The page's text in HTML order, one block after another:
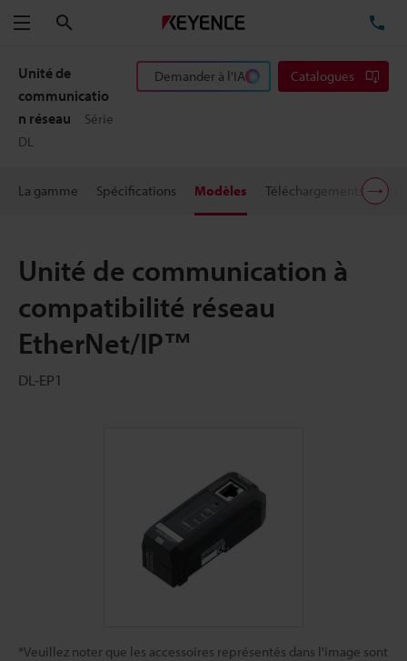
Menu
Unité de
communicatio
n réseau
Série
DL
Demander à l'IA Catalogues
La gamme Spécifications Modèles Téléchargements Prix
Unité de communication à
compatibilité réseau
EtherNet/IP™
DL-EP1
*Veuillez noter que les accessoires représentés dans l'image sont